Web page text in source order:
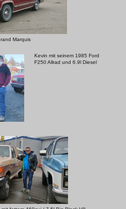
Marquis
Kevin mit seinem 1985 Ford
F250 Allrad und 6.9l Diesel